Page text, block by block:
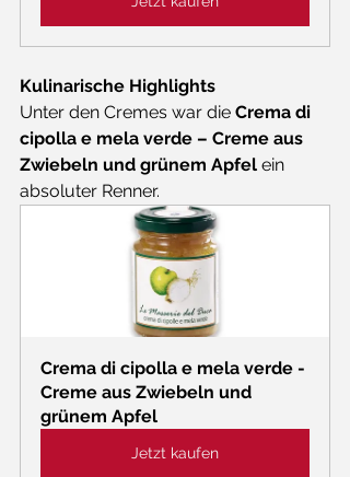
Kulinarische Highlights
Unter den Cremes war die Crema di
cipolla e mela verde – Creme aus
Zwiebeln und grünem Apfel ein
absoluter Renner.
Crema di cipolla e mela verde -
Creme aus Zwiebeln und
grünem Apfel
Jetzt kaufen